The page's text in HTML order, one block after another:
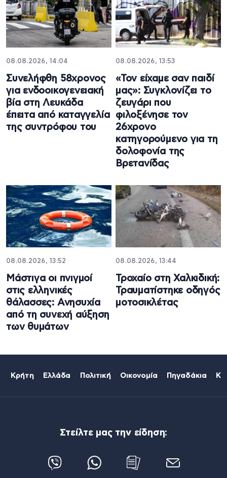
08.08.2026, 14:04
Συνελήφθη 58χρονος
για ενδοοικογενειακή
βία στη Λευκάδα
έπειτα από καταγγελία
της συντρόφου του
08.08.2026, 13:53
«Τον είχαμε σαν παιδί
μας»: Συγκλονίζει το
ζευγάρι που
φιλοξένησε τον
26χρονο
κατηγορούμενο για τη
δολοφονία της
Βρετανίδας
08.08.2026, 13:52
Μάστιγα οι πνιγμοί
στις ελληνικές
θάλασσες: Ανησυχία
από τη συνεχή αύξηση
των θυμάτων
08.08.2026, 13:44
Τροχαίο στη Χαλκιδική:
Τραυματίστηκε οδηγός
μοτοσικλέτας
Κρήτη Ελλάδα Πολιτική Οικονομία Πηγαδάκια
Στείλτε μας την είδηση: